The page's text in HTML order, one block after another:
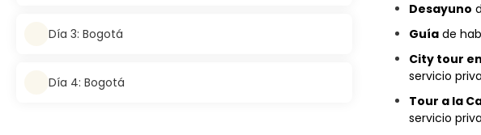
Día 3: Bogotá
Día 4: Bogotá
Desayuno
Guíade
City tour
servicio
Tour a la
servicio